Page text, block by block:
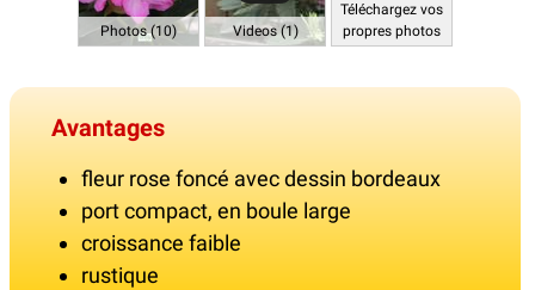
Photos (10) Videos (1)
Téléchargez vos
propres photos
Avantages
fleur rose foncé avec dessin bordeaux
port compact, en boule large
croissance faible
rustique